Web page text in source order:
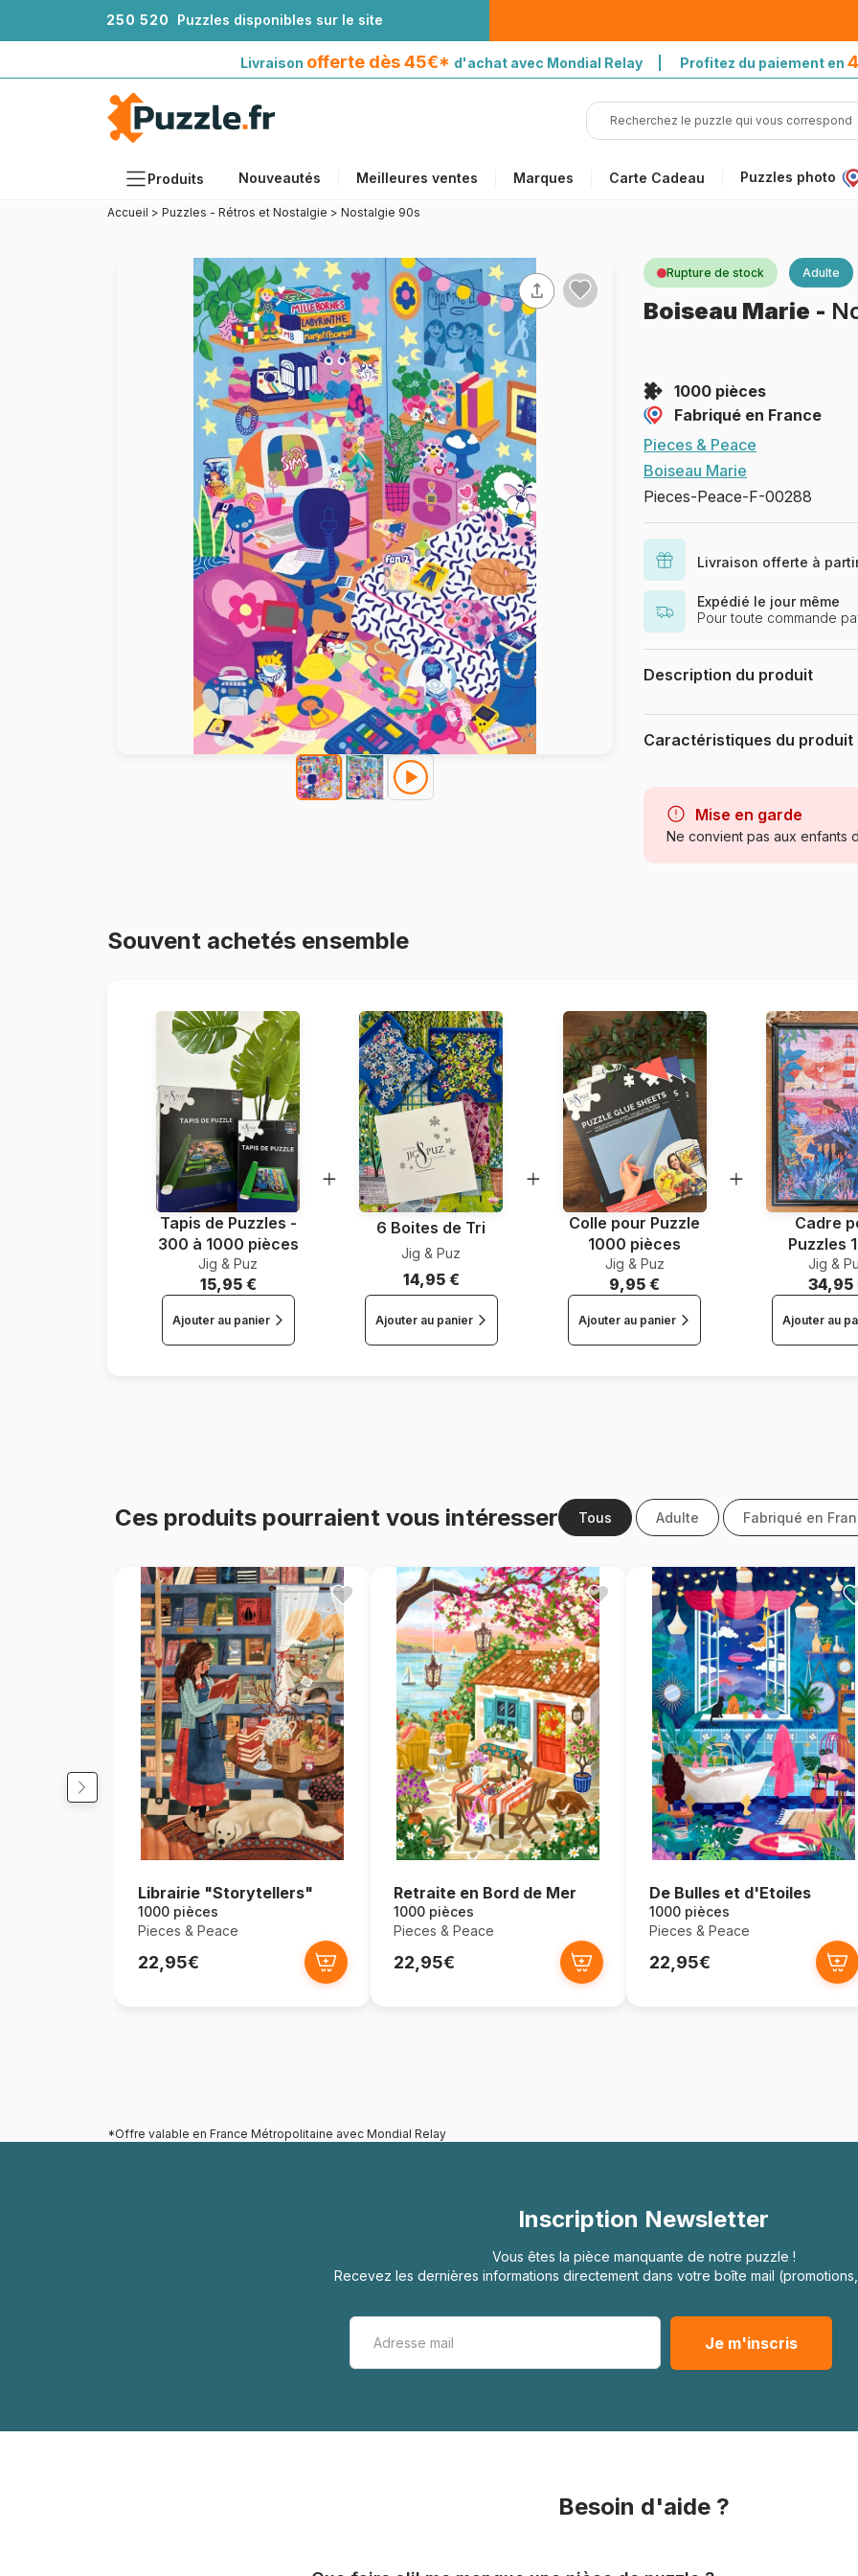
250 520 Puzzles disponibles sur le site
Livraison offerte dès 45€* d'achat avec Mondial Relay | Profitez du paiement en
Produits Nouveautés Meilleures ventes Marques Carte Cadeau Puzzles photo
Accessoires
Puzzles en bois
Peinture au numéro
avec Mondial Relay
Accueil > Puzzles - Rétros et Nostalgie > Nostalgie 90s
Rupture de stock Adulte
Boiseau Marie -
1000 pièces
Fabriqué en France
Pieces & Peace
Boiseau Marie
Pieces-Peace-F-00288
Livraison offerte à
Expédié le jour même
Pour toute commande
Description du produit
Marie Boiseau
Caractéristiques du produit
Catégorie
Age
Dimensions
Matière primaire
Format boîte
Mise en garde
Ne convient pas aux enfants
Souvent achetés ensemble
Tapis de Puzzles -
300 à 1000 pièces
Jig & Puz
15,95 €
Ajouter au panier
6 Boites de Tri
Jig & Puz
14,95 €
Ajouter au panier
Colle pour Puzzle
1000 pièces
Jig & Puz
9,95 €
Ajouter au panier
Cadre
Puzzles
Jig &
34,95
Ajouter au
Ces produits pourraient vous intéresser Tous Adulte Fabriqué en
Librairie "Storytellers"
1000 pièces
Pieces & Peace
22,95€
Retraite en Bord de Mer
1000 pièces
Pieces & Peace
22,95€
De Bulles et d'Etoiles
1000 pièces
Pieces & Peace
22,95€
*Offre valable en France Métropolitaine avec Mondial Relay
Inscription Newsletter
Vous êtes la pièce manquante de notre puzzle !
Recevez les dernières informations directement dans votre boîte mail
Besoin d'aide ?